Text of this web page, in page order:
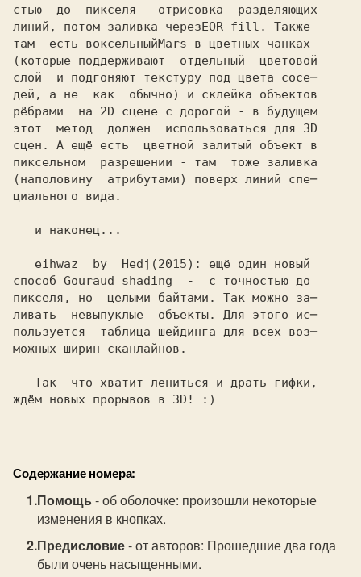
стью  до  пикселя - отрисовка  разделяющих
линий, потом заливка через
там  есть воксельный
(которые поддерживают  отдельный  цветовой
слой  и подгоняют текстуру под цвета сосе─
дей, а не  как  обычно) и склейка объектов
рёбрами  на 2D сцене с дорогой - в будущем
этот  метод  должен  использоваться для 3D
сцен. А ещё есть  цветной залитый объект в
пиксельном  разрешении - там  тоже заливка
(наполовину  атрибутами) поверх линий спе─
циального вида.
   eihwaz  by  Hedj
способ
пикселя, но  целыми байтами. Так можно за─
ливать  невыпуклые  объекты. Для этого ис─
пользуется  таблица шейдинга для всех воз─
можных ширин сканлайнов.
ждём новых прорывов в 3D! :)
Содержание номера:
Помощь - об оболочке: произошли некоторые
изменения в кнопках.
Предисловие- от авторов: Прошедшие два года
были очень насыщенными.